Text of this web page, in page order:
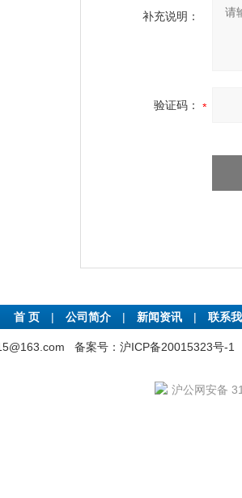
补充说明：
验证码：
首 页 | 公司简介 | 新闻资讯 | 联系
备案号：沪ICP备20015323号-1
沪公网安备